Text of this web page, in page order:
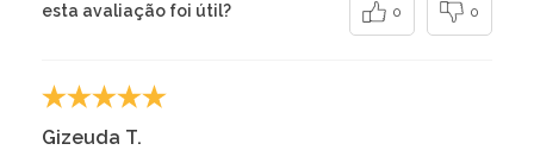
esta avaliação foi útil? 0 0
Gizeuda T.